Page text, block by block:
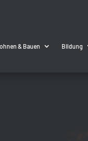
& Bauen Bildung